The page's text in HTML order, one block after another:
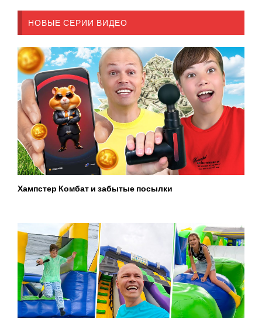
НОВЫЕ СЕРИИ ВИДЕО
Хампстер Комбат и забытые посылки